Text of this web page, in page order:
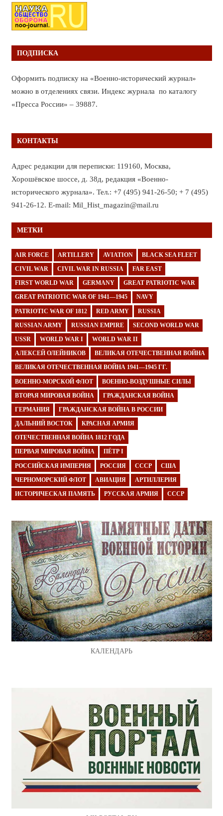
ПОДПИСКА
Оформить подписку на «Военно-исторический журнал»
можно в отделениях связи. Индекс журнала по каталогу
«Пресса России» – 39887.
КОНТАКТЫ
Адрес редакции для переписки: 119160, Москва,
Хорошёвское шоссе, д. 38д, редакция «Военно-
исторического журнала». Тел.: +7 (495) 941-26-50; + 7 (495)
941-26-12. E-mail: Mil_Hist_magazin@mail.ru
МЕТКИ
AIR FORCE ARTILLERY AVIATION BLACK SEA FLEET
CIVIL WAR CIVIL WAR IN RUSSIA FAR EAST
FIRST WORLD WAR GERMANY GREAT PATRIOTIC WAR
GREAT PATRIOTIC WAR OF 1941—1945 NAVY
PATRIOTIC WAR OF 1812 RED ARMY RUSSIA
RUSSIAN ARMY RUSSIAN EMPIRE SECOND WORLD WAR
USSR WORLD WAR I WORLD WAR II
АЛЕКСЕЙ ОЛЕЙНИКОВ ВЕЛИКАЯ ОТЕЧЕСТВЕННАЯ ВОЙНА
ВЕЛИКАЯ ОТЕЧЕСТВЕННАЯ ВОЙНА 1941—1945 ГГ.
ВОЕННО-МОРСКОЙ ФЛОТ ВОЕННО-ВОЗДУШНЫЕ СИЛЫ
ВТОРАЯ МИРОВАЯ ВОЙНА ГРАЖДАНСКАЯ ВОЙНА
ГЕРМАНИЯ ГРАЖДАНСКАЯ ВОЙНА В РОССИИ
ДАЛЬНИЙ ВОСТОК КРАСНАЯ АРМИЯ
ОТЕЧЕСТВЕННАЯ ВОЙНА 1812 ГОДА
ПЕРВАЯ МИРОВАЯ ВОЙНА ПЁТР I
РОССИЙСКАЯ ИМПЕРИЯ РОССИЯ СССР США
ЧЕРНОМОРСКИЙ ФЛОТ АВИАЦИЯ АРТИЛЛЕРИЯ
ИСТОРИЧЕСКАЯ ПАМЯТЬ РУССКАЯ АРМИЯ СССР
КАЛЕНДАРЬ